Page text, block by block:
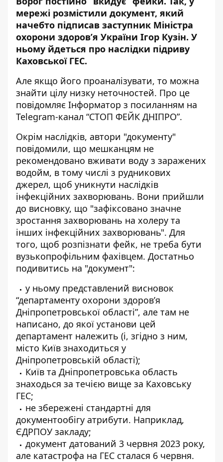
мережі розмістили документ, який
начебто підписав заступник Міністра
охорони здоров’я України Ігор Кузін. У
ньому йдеться про наслідки підриву
Каховської ГЕС.
Але якщо його проаналізувати, то можна
знайти цілу низку неточностей. Про це
повідомляє Інформатор з посиланням на
Telegram-канал “СТОП ФЕЙК ДНІПРО”.
Окрім наслідків, автори "документу"
повідомили, що мешканцям не
рекомендовано вживати воду з заражених
водойм, в тому числі з рудникових
джерел, щоб уникнути наслідків
інфекційних захворювань. Вони прийшли
до висновку, що "зафіксовано значне
зростання захворювань на холеру та
інших інфекційних захворювань". Для
того, щоб розпізнати фейк, не треба бути
вузькопрофільним фахівцем. Достатньо
подивитись на "документ":
у ньому представлений висновок
“департаменту охорони здоров’я
Дніпропетровської області”, але там не
написано, до якої установи цей
департамент належить (і, згідно з ним,
місто Київ знаходиться у
Дніпропетровській області);
Київ та Дніпропетровська область
знаходься за течією вище за Каховську
ГЕС;
не збережені стандартні для
документообігу атрибути. Наприклад,
ЄДРПОУ закладу;
документ датований 3 червня 2023 року,
але катастрофа на ГЕС сталася 6 червня.